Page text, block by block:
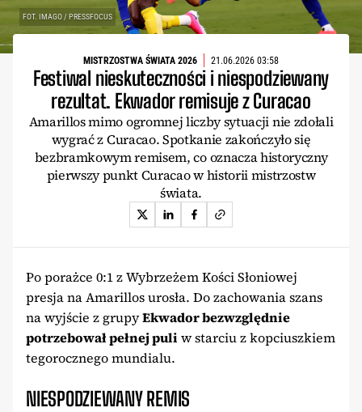
FOT. IMAGO / PRESSFOCUS
MISTRZOSTWA ŚWIATA 2026 21.06.2026 03:58
Festiwal nieskuteczności i niespodziewany
rezultat. Ekwador remisuje z Curacao
Amarillos mimo ogromnej liczby sytuacji nie zdołali
wygrać z Curacao. Spotkanie zakończyło się
bezbramkowym remisem, co oznacza historyczny
pierwszy punkt Curacao w historii mistrzostw
świata.
Po porażce 0:1 z Wybrzeżem Kości Słoniowej
presja na Amarillos urosła. Do zachowania szans
na wyjście z grupyEkwador bezwzględnie
potrzebował pełnej puli w starciu z kopciuszkiem
tegorocznego mundialu.
NIESPODZIEWANY REMIS